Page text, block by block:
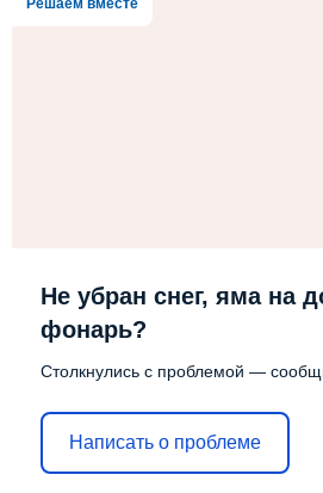
Решаем вместе
Не убран снег, яма на
фонарь?
Столкнулись с проблемой —
Написать о проблеме